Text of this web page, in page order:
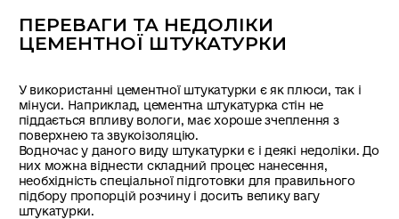
ПЕРЕВАГИ ТА НЕДОЛІКИ
ЦЕМЕНТНОЇ ШТУКАТУРКИ
У використанні цементної штукатурки є як плюси, так і
мінуси. Наприклад, цементна штукатурка стін не
піддається впливу вологи, має хороше зчеплення з
поверхнею та звукоізоляцію.
Водночас у даного виду штукатурки є і деякі недоліки. До
них можна віднести складний процес нанесення,
необхідність спеціальної підготовки для правильного
підбору пропорцій розчину і досить велику вагу
штукатурки.